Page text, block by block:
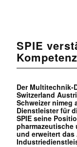
SPIE
Der Multitechnik-
Switzerland
Schweizer nimeg
Dienstleister für
SPIE seine
und erweitert